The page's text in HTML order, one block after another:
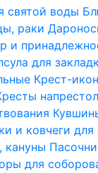
святой воды
раки
и
для
Крест-
и ковчеги
кануны
для